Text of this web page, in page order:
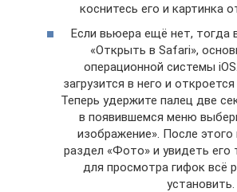
коснитесь его и картинка
Если вьюера ещё нет, тогда
«Открыть в Safari»,
операционной системы
загрузится в него и
Теперь удержите палец две
в появившемся меню
изображение». После
раздел «Фото» и увидеть его
для просмотра гифок всё
установить.